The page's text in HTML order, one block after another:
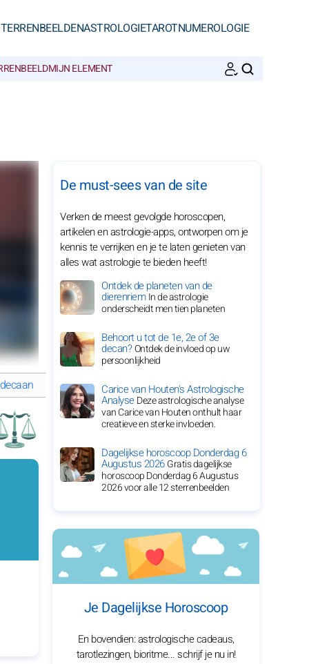
ASTROLOGIETAROTNUMEROLOGIE
MIJN ELEMENT
GEDETAILLEERDE HOROSKOOP van Weegschaal
De must-sees van de site
Verken de meest gevolgde horoscopen,
artikelen en astrologie-apps, ontworpen om je
kennis te verrijken en je te laten genieten van
alles wat astrologie te bieden heeft!
Ontdek de planeten van de
dierenriemIn de astrologie
onderscheidt men tien planeten
Behoort u tot de 1e, 2e of 3e
decan?Ontdek de invloed op uw
persoonlijkheid
Carice van Houten's Astrologische
AnalyseDeze astrologische analyse
van Carice van Houten onthult haar
creatieve en sterke invloeden.
Dagelijkse horoscoop Donderdag 6
Augustus 2026Gratis dagelijkse
horoscoop Donderdag 6 Augustus
2026 voor alle 12 sterrenbeelden
Je Dagelijkse Horoscoop
En bovendien: astrologische cadeaus,
tarotlezingen, bioritme... schrijf je nu in!